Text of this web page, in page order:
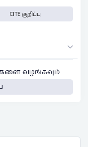
CITE குறிப்பு
வழங்கவும்